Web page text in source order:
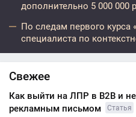
дополнительно 5 000 000
По следам первого курса
специалиста по
Свежее
Как выйти на ЛПР в B2B и
рекламным письмом
Статья